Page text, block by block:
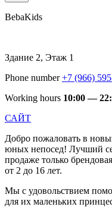
BebaKids
Здание 2, Этаж 1
Phone number+7 (966)
Working hours 10:00 —
САЙТ
Добро пожаловать в
юных непосед! Лучший
продаже только
от 2 до 16 лет.
Мы с удовольствием
для их маленьких